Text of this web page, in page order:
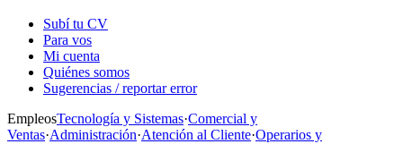
Subí tu CV
Para vos
Mi cuenta
Quiénes somos
Sugerencias / reportar error
EmpleosTecnología y Sistemas·Comercial y
Ventas·Administración·Atención al Cliente·Operarios y